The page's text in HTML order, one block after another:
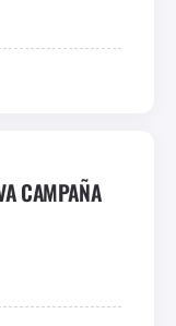
CAMPAÑA